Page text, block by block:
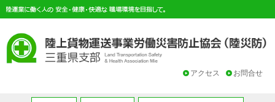
お問合せ
アクセス